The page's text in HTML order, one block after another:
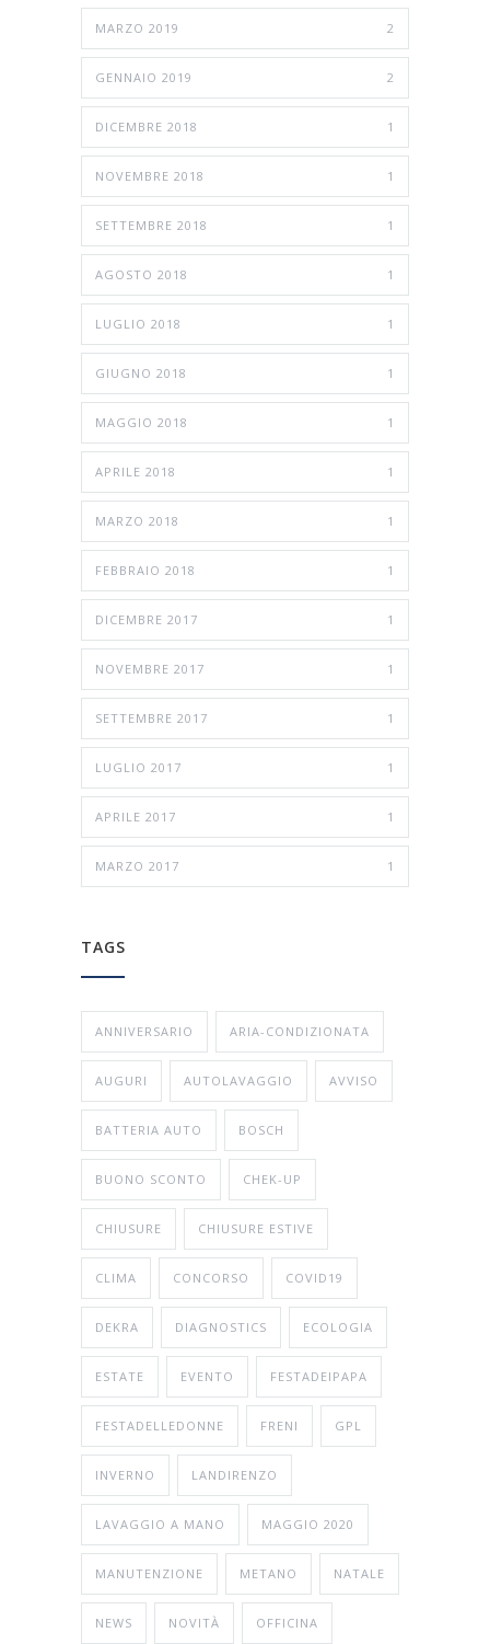
MARZO 2019 2
GENNAIO 2019 2
DICEMBRE 2018 1
NOVEMBRE 2018 1
SETTEMBRE 2018 1
AGOSTO 2018 1
LUGLIO 2018 1
GIUGNO 2018 1
MAGGIO 2018 1
APRILE 2018 1
MARZO 2018 1
FEBBRAIO 2018 1
DICEMBRE 2017 1
NOVEMBRE 2017 1
SETTEMBRE 2017 1
LUGLIO 2017 1
APRILE 2017 1
MARZO 2017 1
TAGS
ANNIVERSARIO ARIA-CONDIZIONATA
AUGURI AUTOLAVAGGIO AVVISO
BATTERIA AUTO BOSCH
BUONO SCONTO CHEK-UP
CHIUSURE CHIUSURE ESTIVE
CLIMA CONCORSO COVID19
DEKRA DIAGNOSTICS ECOLOGIA
ESTATE EVENTO FESTADEIPAPA
FESTADELLEDONNE FRENI GPL
INVERNO LANDIRENZO
LAVAGGIO A MANO MAGGIO 2020
MANUTENZIONE METANO NATALE
NEWS NOVITÀ OFFICINA